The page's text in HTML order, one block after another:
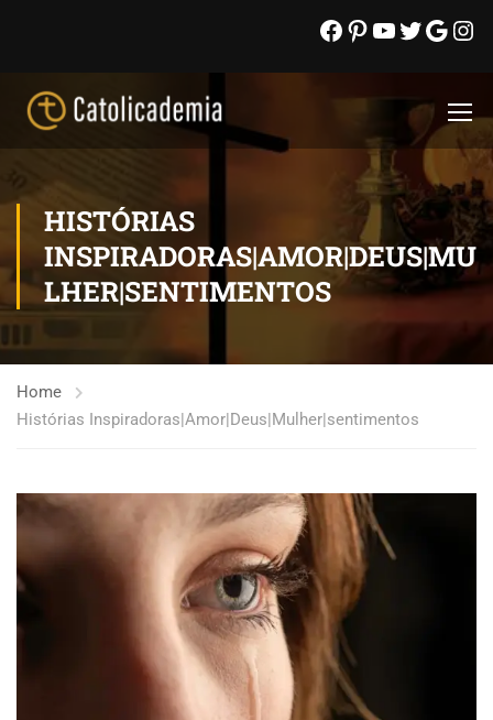
HISTÓRIAS
INSPIRADORAS|AMOR|DEUS|MU
LHER|SENTIMENTOS
Home
Histórias Inspiradoras|Amor|Deus|Mulher|sentimentos